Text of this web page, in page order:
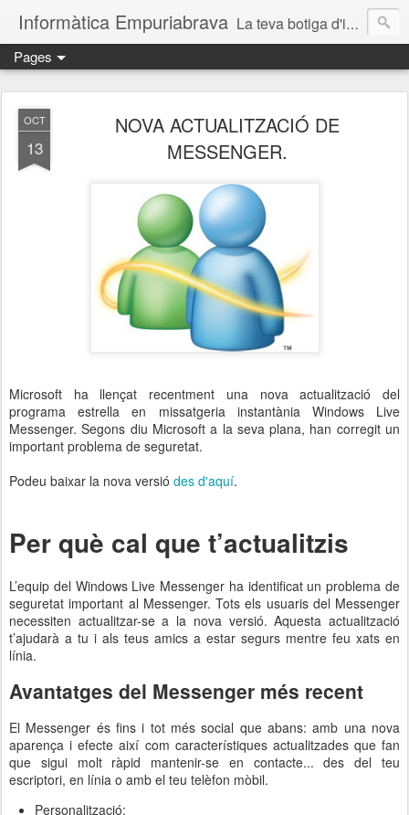
Informàtica Empuriabrava La teva botiga d'informàtica a Castelló d'Empúries. Reparació d'ordinadors. Reparación ordenadores Ampuriabrava. Reparació ordinadors Empuriabrava. Reparació ordinadors Roses. Reparació ordinadors Castelló d'Empúries. Servei técnic informàtic. Informàtica Empuriabrava. Informàtica Castello d'Empúries. SAT informàtic. Solucions informàtiques a prop.
Pages
OCT
13
NOVA ACTUALITZACIÓ DE
MESSENGER.
Microsoft ha llençat recentment una nova actualització del
programa estrella en missatgeria instantània Windows Live
Messenger. Segons diu Microsoft a la seva plana, han corregit un
important problema de seguretat.
Podeu baixar la nova versió des d'aquí.
Per què cal que t’actualitzis
L’equip del Windows Live Messenger ha identificat un problema de
seguretat important al Messenger. Tots els usuaris del Messenger
necessiten actualitzar-se a la nova versió. Aquesta actualització
t’ajudarà a tu i als teus amics a estar segurs mentre feu xats en
línia.
Avantatges del Messenger més recent
El Messenger és fins i tot més social que abans: amb una nova
aparença i efecte així com característiques actualitzades que fan
que sigui molt ràpid mantenir-se en contacte... des del teu
escriptori, en línia o amb el teu telèfon mòbil.
Personalització: